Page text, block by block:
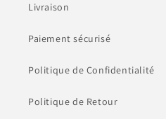
Livraison
Paiement sécurisé
Politique de Confidentialité
Politique de Retour